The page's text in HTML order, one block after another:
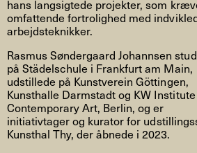
hans langsigtede projekter, som
omfattende fortrolighed med
arbejdsteknikker.
Rasmus Søndergaard Johannsen
på Städelschule i Frankfurt am Main,
udstillede på Kunstverein Göttingen,
Kunsthalle Darmstadt og KW
Contemporary Art, Berlin, og er
initiativtager og kurator for
Kunsthal Thy, der åbnede i 2023.